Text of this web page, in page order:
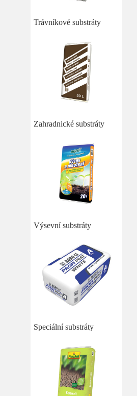
Trávníkové substráty
Zahradnické substráty
Výsevní substráty
Speciální substráty